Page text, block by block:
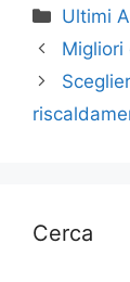
Ultimi
Cerca